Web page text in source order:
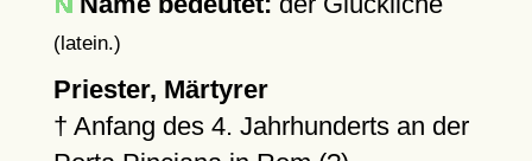
(latein.)
Priester, Märtyrer
† Anfang des 4. Jahrhunderts an der